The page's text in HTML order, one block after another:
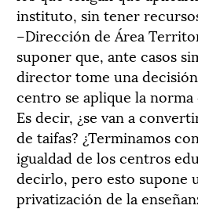
instituto, sin tener
–Dirección de Área
suponer que, ante casos
director tome una
centro se aplique la
Es decir, ¿se van a
de taifas? ¿Terminamos
igualdad de los centros
decirlo, pero esto supone
privatización de la